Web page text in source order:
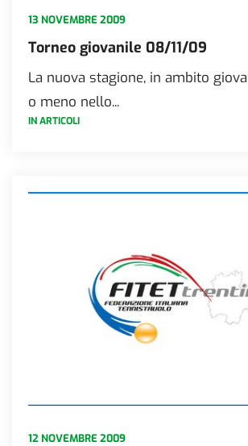
13 NOVEMBRE 2009
Torneo giovanile 08/11/09
La nuova stagione, in ambito
o meno nello...
IN ARTICOLI
12 NOVEMBRE 2009